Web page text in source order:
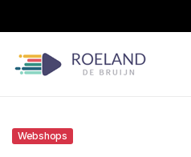
Webshops